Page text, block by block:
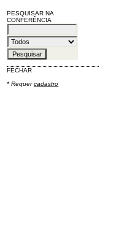
PESQUISAR NA
CONFERÊNCIA
FECHAR
* Requercadastro